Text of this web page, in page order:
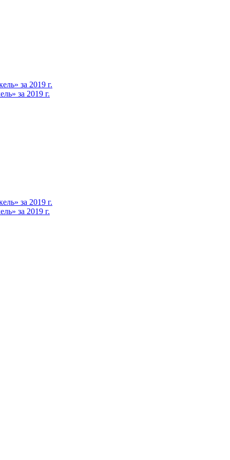
за 2019 г.
за 2019 г.
за 2019 г.
за 2019 г.